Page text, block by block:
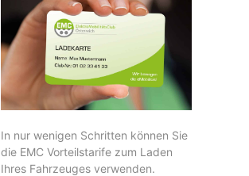
In nur wenigen Schritten können Sie
die EMC Vorteilstarife zum Laden
Ihres Fahrzeuges verwenden.